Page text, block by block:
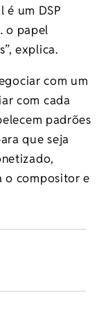
é um DSP
o papel
explica.
com um
com cada
padrões
que seja
o compositor e